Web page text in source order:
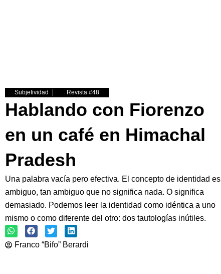
Subjetividad Revista #48
Hablando con Fiorenzo
en un café en Himachal
Pradesh
Una palabra vacía pero efectiva. El concepto de identidad es
ambiguo, tan ambiguo que no significa nada. O significa
demasiado. Podemos leer la identidad como idéntica a uno
mismo o como diferente del otro: dos tautologías inútiles.
Franco “Bifo” Berardi